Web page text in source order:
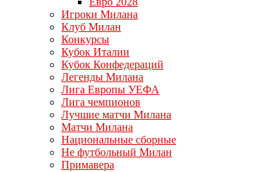
Игроки Милана
Клуб Милан
Конкурсы
Кубок Италии
Кубок Конфедераций
Легенды Милана
Лига Европы УЕФА
Лига чемпионов
Лучшие матчи Милана
Матчи Милана
Национальные сборные
Не футбольный Милан
Примавера